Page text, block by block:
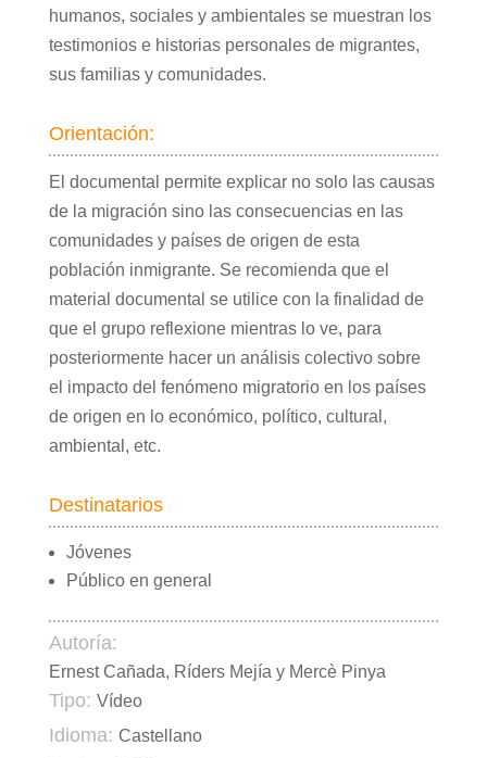
humanos, sociales y ambientales se muestran los
testimonios e historias personales de migrantes,
sus familias y comunidades.
Orientación:
El documental permite explicar no solo las causas
de la migración sino las consecuencias en las
comunidades y países de origen de esta
población inmigrante. Se recomienda que el
material documental se utilice con la finalidad de
que el grupo reflexione mientras lo ve, para
posteriormente hacer un análisis colectivo sobre
el impacto del fenómeno migratorio en los países
de origen en lo económico, político, cultural,
ambiental, etc.
Destinatarios
Jóvenes
Público en general
Autoría:
Ernest Cañada, Ríders Mejía y Mercè Pinya
Tipo: Vídeo
Idioma: Castellano